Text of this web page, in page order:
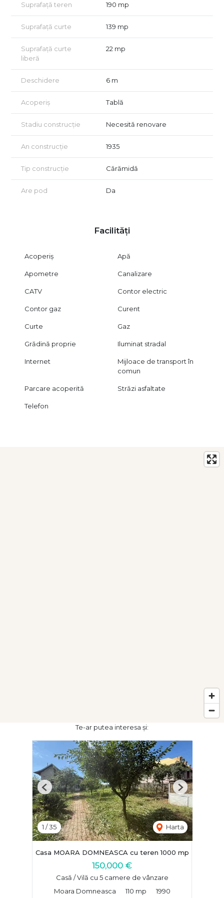
programa o vizionare!
de vizionare conform art 2.096-2.102 din Codului Civil.
Suprafață teren 190 mp
Suprafață curte 139 mp
Suprafață curte
liberă
22 mp
Deschidere 6 m
Acoperiș Tablă
Stadiu construcție Necesită renovare
An construcție 1935
Tip construcție Cărămidă
Are pod Da
Facilități
Acoperiș Apă
Apometre Canalizare
CATV Contor electric
Contor gaz Curent
Curte Gaz
Grădină proprie Iluminat stradal
Internet
Mijloace de transport în
comun
Parcare acoperită Străzi asfaltate
Telefon
Te-ar putea interesa și:
1 /35 Harta
Previous Next
Casa MOARA DOMNEASCA cu teren 1000 mp
150,000 €
Casă / Vilă cu 5 camere de vânzare
Moara Domneasca
110 mp 1990